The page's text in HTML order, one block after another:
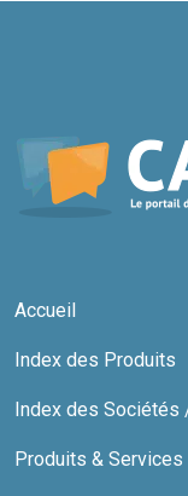
Accueil
Index des Produits
Index des Sociétés
Produits & Services